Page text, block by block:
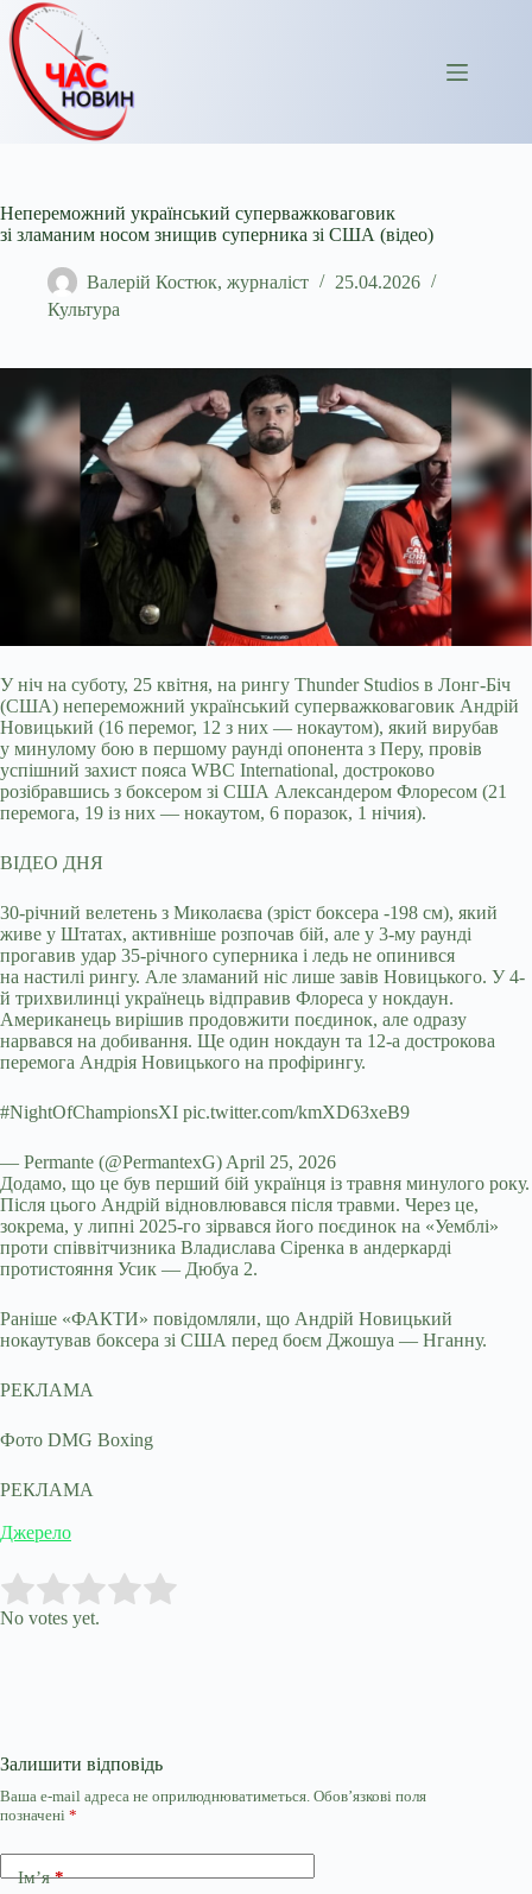
Перейти
до
вмісту
Непереможний український суперважковаговик
зі зламаним носом знищив суперника зі США (відео)
Валерій Костюк, журналіст
25.04.2026
Культура
У ніч на суботу, 25 квітня, на рингу Thunder Studios в Лонг-Біч
(США) непереможний український суперважковаговик Андрій
Новицький (16 перемог, 12 з них — нокаутом), який вирубав
у минулому бою в першому раунді опонента з Перу, провів
успішний захист пояса WBC International, достроково
розібравшись з боксером зі США Александером Флоресом (21
перемога, 19 із них — нокаутом, 6 поразок, 1 нічия).
ВІДЕО ДНЯ
30-річний велетень з Миколаєва (зріст боксера -198 см), який
живе у Штатах, активніше розпочав бій, але у 3-му раунді
прогавив удар 35-річного суперника і ледь не опинився
на настилі рингу. Але зламаний ніс лише завів Новицького. У 4-
й трихвилинці українець відправив Флореса у нокдаун.
Американець вирішив продовжити поєдинок, але одразу
нарвався на добивання. Ще один нокдаун та 12-а дострокова
перемога Андрія Новицького на профірингу.
#NightOfChampionsXI pic.twitter.com/kmXD63xeB9
— Permante (@PermantexG) April 25, 2026
Додамо, що це був перший бій українця із травня минулого року.
Після цього Андрій відновлювався після травми. Через це,
зокрема, у липні 2025-го зірвався його поєдинок на «Уемблі»
проти співвітчизника Владислава Сіренка в андеркарді
протистояння Усик — Дюбуа 2.
Раніше «ФАКТИ» повідомляли, що Андрій Новицький
нокаутував боксера зі США перед боєм Джошуа — Нганну.
РЕКЛАМА
Фото DMG Boxing
РЕКЛАМА
Джерело
Rate this item:
No votes yet.
Залишити відповідь
Ваша e-mail адреса не оприлюднюватиметься. Обов’язкові поля
позначені *
Ім’я*